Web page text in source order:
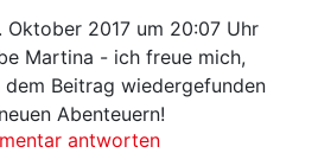
Oktober 2017 um 20:07 Uhr
Martina - ich freue mich,
Beitrag wiedergefunden
Abenteuern!
antworten